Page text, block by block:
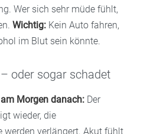
Wer sich sehr müde fühlt,
Wichtig: Kein Auto fahren,
im Blut sein könnte.
oder sogar schadet
Morgen danach: Der
wieder, die
werden verlängert. Akut fühlt